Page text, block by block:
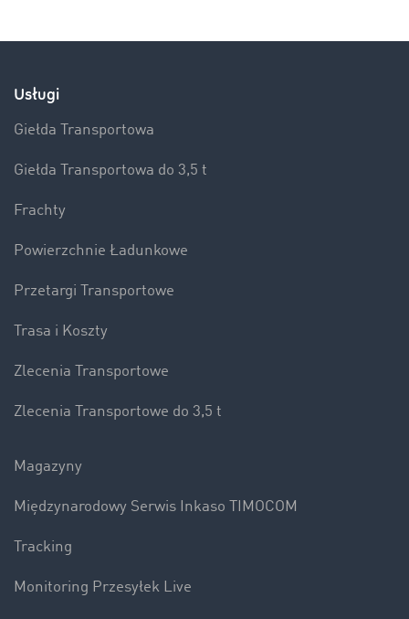
Usługi
Giełda Transportowa
Giełda Transportowa do 3,5 t
Frachty
Powierzchnie Ładunkowe
Przetargi Transportowe
Trasa i Koszty
Zlecenia Transportowe
Zlecenia Transportowe do 3,5 t
Magazyny
Międzynarodowy Serwis Inkaso TIMOCOM
Tracking
Monitoring Przesyłek Live